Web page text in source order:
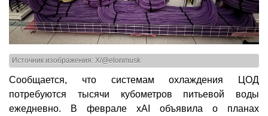
Источник изображения: X/@elonmusk
Сообщается, что системам охлаждения ЦОД
потребуются тысячи кубометров питьевой воды
ежедневно. В феврале xAI объявила о планах